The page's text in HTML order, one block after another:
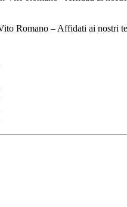
Romano – Affidati ai nostri